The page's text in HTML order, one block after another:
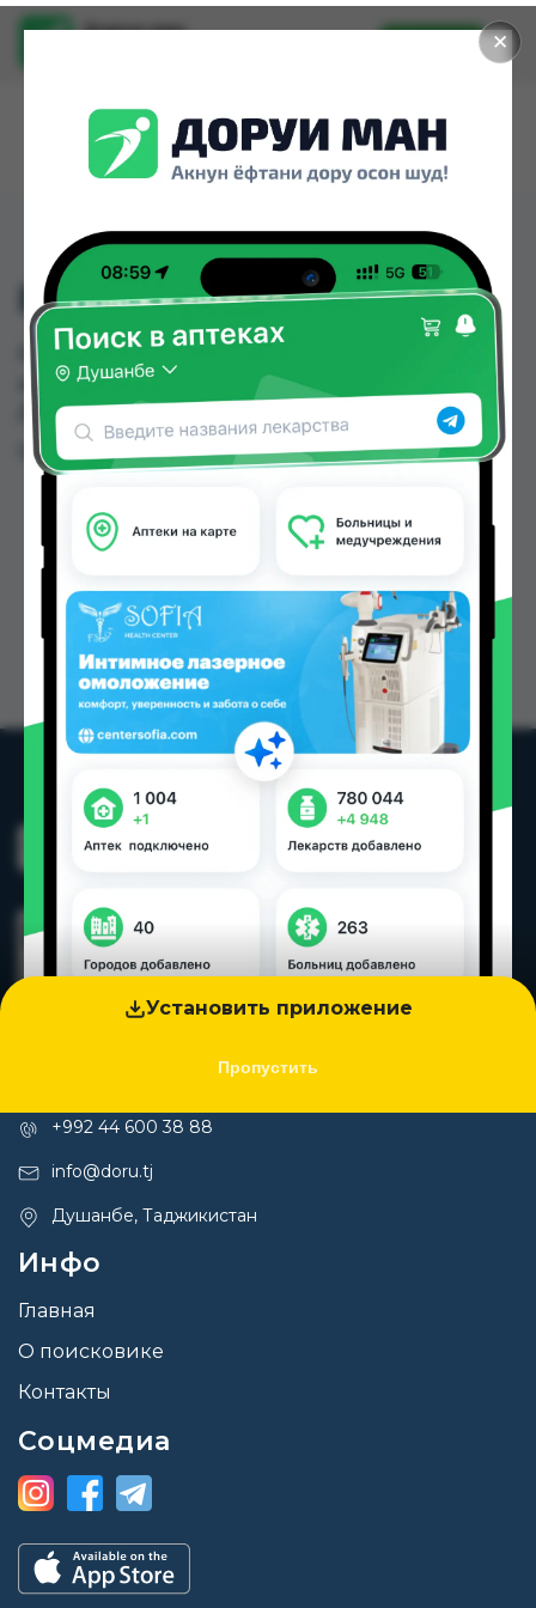
✕
Установить приложение
Пропустить
Доруи ман
Установить
REAL MASK
REAL MASK можно купить или заказать в
аптеках, Нишон №3 по цене от 6.00 TJS в
Душанбе и других городах Таджикистана
Цена: от
6.00 TJS
+992 44 600 38 88
info@doru.tj
Душанбе, Таджикистан
Инфо
Главная
О поисковике
Контакты
Соцмедиа